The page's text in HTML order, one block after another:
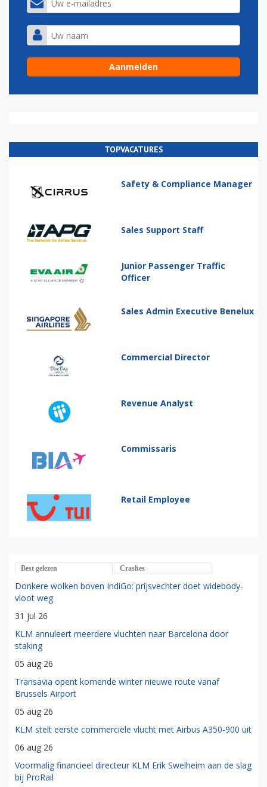
TOPVACATURES
Safety & Compliance Manager
Sales Support Staff
Junior Passenger Traffic
Officer
Sales Admin Executive Benelux
Commercial Director
Revenue Analyst
Commissaris
Retail Employee
Best gelezen Crashes
Donkere wolken boven IndiGo: prijsvechter doet widebody-
vloot weg
31 jul 26
KLM annuleert meerdere vluchten naar Barcelona door
staking
05 aug 26
Transavia opent komende winter nieuwe route vanaf
Brussels Airport
05 aug 26
KLM stelt eerste commerciële vlucht met Airbus A350-900 uit
06 aug 26
Voormalig financieel directeur KLM Erik Swelheim aan de slag
bij ProRail